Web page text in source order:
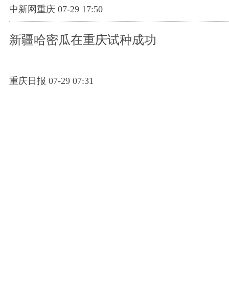
中新网重庆 07-29 17:50
新疆哈密瓜在重庆试种成功
重庆日报 07-29 07:31